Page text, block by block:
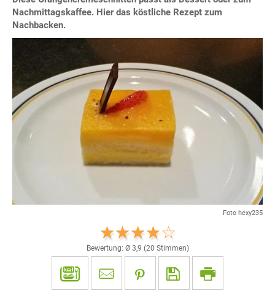
Nachmittagskaffee. Hier das köstliche Rezept zum
Nachbacken.
Foto hexy235
Bewertung: Ø 3,9 (20 Stimmen)